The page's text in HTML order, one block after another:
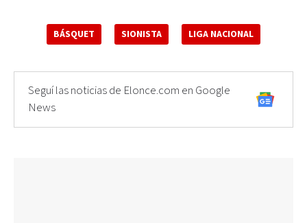
BÁSQUET SIONISTA LIGA NACIONAL
Seguí las noticias de Elonce.com en Google
News